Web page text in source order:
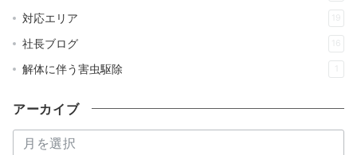
対応エリア 19
社長ブログ 16
解体に伴う害虫駆除
アーカイブ